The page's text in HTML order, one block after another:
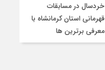
خردسال در مسابقات
قهرمانی استان کرمانشاه با
معرفی برترین‌ ها